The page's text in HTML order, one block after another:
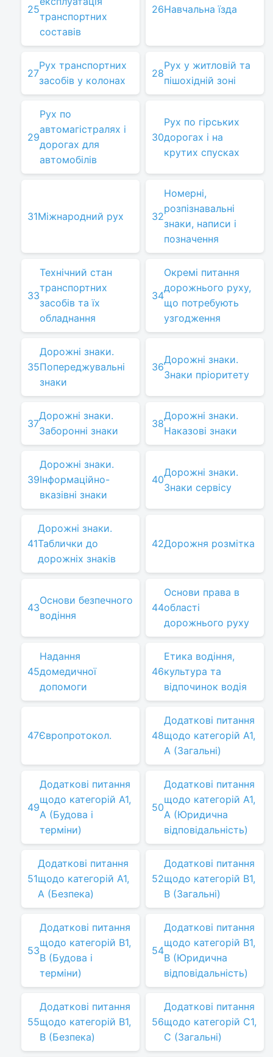
25
транспортних
составів
26Навчальна їзда
27
Рух транспортних
засобів у колонах
28
Рух у житловій та
пішохідній зоні
29
Рух по
автомагістралях і
дорогах для
автомобілів
30
Рух по гірських
дорогах і на
крутих спусках
31Міжнародний рух 32
Номерні,
розпізнавальні
знаки, написи і
позначення
33
Технічний стан
транспортних
засобів та їх
обладнання
34
Окремі питання
дорожнього руху,
що потребують
узгодження
35
Дорожні знаки.
Попереджувальні
знаки
36
Дорожні знаки.
Знаки пріоритету
37
Дорожні знаки.
Заборонні знаки
38
Дорожні знаки.
Наказові знаки
39
Дорожні знаки.
Інформаційно-
вказівні знаки
40
Дорожні знаки.
Знаки сервісу
41
Дорожні знаки.
Таблички до
дорожніх знаків
42Дорожня розмітка
43
Основи безпечного
водіння
44
Основи права в
області
дорожнього руху
45
Надання
домедичної
допомоги
46
Етика водіння,
культура та
відпочинок водія
47Європротокол. 48
Додаткові питання
щодо категорій A1,
A (Загальні)
49
Додаткові питання
щодо категорій A1,
A (Будова і
терміни)
50
Додаткові питання
щодо категорій A1,
A (Юридична
відповідальність)
51
Додаткові питання
щодо категорій A1,
A (Безпека)
52
Додаткові питання
щодо категорій B1,
B (Загальні)
53
Додаткові питання
щодо категорій B1,
B (Будова і
терміни)
54
Додаткові питання
щодо категорій B1,
B (Юридична
відповідальність)
55
Додаткові питання
щодо категорій B1,
B (Безпека)
56
Додаткові питання
щодо категорій C1,
C (Загальні)